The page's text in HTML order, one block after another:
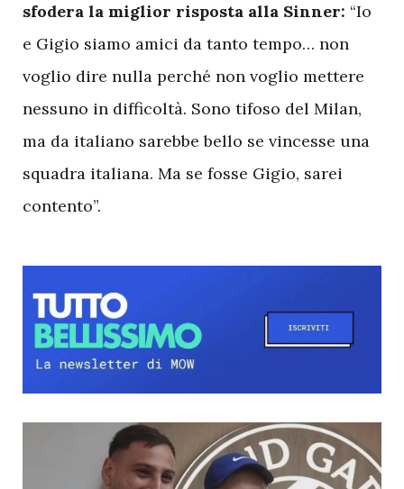
sfodera la miglior risposta alla Sinner: “Io
e Gigio siamo amici da tanto tempo… non
voglio dire nulla perché non voglio mettere
nessuno in difficoltà. Sono tifoso del Milan,
ma da italiano sarebbe bello se vincesse una
squadra italiana. Ma se fosse Gigio, sarei
contento”.